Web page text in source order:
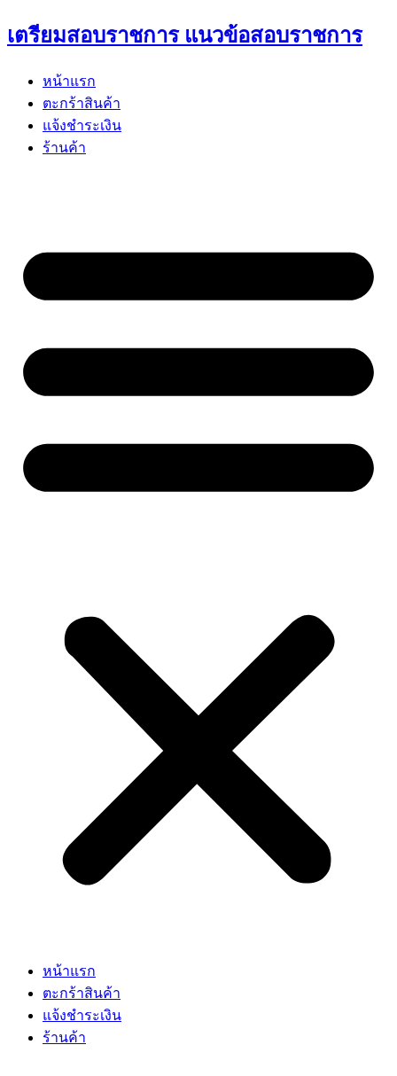
Skip
to
เตรียมสอบราชการ แนวข้อสอบราชการ
หน้าแรก
ตะกร้าสินค้า
แจ้งชำระเงิน
ร้านค้า
หน้าแรก
ตะกร้าสินค้า
แจ้งชำระเงิน
ร้านค้า